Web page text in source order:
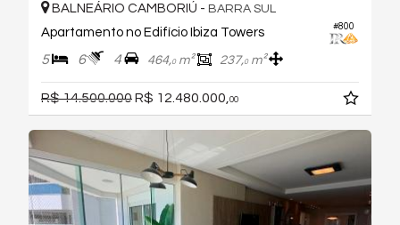
#800
BALNEÁRIO CAMBORIÚ - BARRA SUL
Apartamento no Edifício Ibiza Towers
5 6 4 464,0m² 237,0m²
R$ 14.500.000R$ 12.480.000, 00